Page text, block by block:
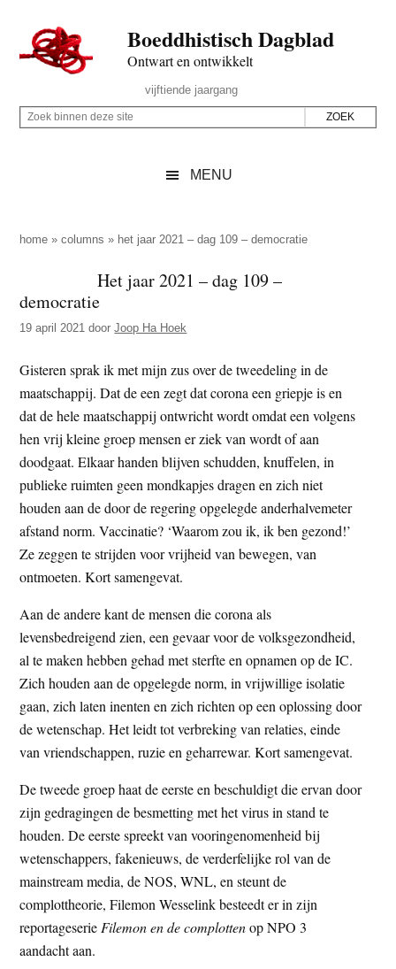
naar
de
inhoud
secondary
naar
de
sidebar
naar
de
Boeddhistisch Dagblad
Ontwart en ontwikkelt
Rechts
vijftiende jaargang
Z
p
e
z
e
s
i
t
e
Z
i
e
n
e
z
e
s
i
t
e
MENU
home »columns » het jaar 2021 – dag 109 – democratie
Het jaar 2021 – dag 109 –
democratie
19 april 2021 doorJoop Ha Hoek
Gisteren sprak ik met mijn zus over de tweedeling in de
maatschappij. Dat de een zegt dat corona een griepje is en
dat de hele maatschappij ontwricht wordt omdat een volgens
hen vrij kleine groep mensen er ziek van wordt of aan
doodgaat. Elkaar handen blijven schudden, knuffelen, in
publieke ruimten geen mondkapjes dragen en zich niet
houden aan de door de regering opgelegde anderhalvemeter
afstand norm. Vaccinatie? ‘Waarom zou ik, ik ben gezond!’
Ze zeggen te strijden voor vrijheid van bewegen, van
ontmoeten. Kort samengevat.
Aan de andere kant de mensen die corona als
levensbedreigend zien, een gevaar voor de volksgezondheid,
al te maken hebben gehad met sterfte en opnamen op de IC.
Zich houden aan de opgelegde norm, in vrijwillige isolatie
gaan, zich laten inenten en zich richten op een oplossing door
de wetenschap. Het leidt tot verbreking van relaties, einde
van vriendschappen, ruzie en geharrewar. Kort samengevat.
De tweede groep haat de eerste en beschuldigt die ervan door
zijn gedragingen de besmetting met het virus in stand te
houden. De eerste spreekt van vooringenomenheid bij
wetenschappers, fakenieuws, de verderfelijke rol van de
mainstream media, de NOS, WNL, en steunt de
complottheorie, Filemon Wesselink besteedt er in zijn
reportageserie Filemon en de complottenop NPO 3
aandacht aan.